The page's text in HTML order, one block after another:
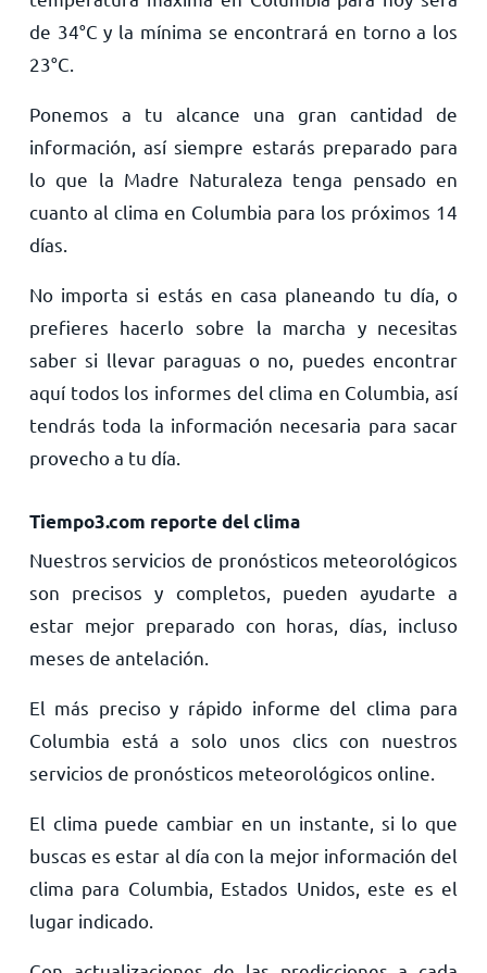
de 34°C y la mínima se encontrará en torno a los
23°C
Ponemos a tu alcance una gran cantidad de
información, así siempre estarás preparado para
lo que la Madre Naturaleza tenga pensado en
cuanto al clima en Columbia para los próximos 14
días.
No importa si estás en casa planeando tu día, o
prefieres hacerlo sobre la marcha y necesitas
saber si llevar paraguas o no, puedes encontrar
aquí todos los informes del clima en Columbia, así
tendrás toda la información necesaria para sacar
provecho a tu día.
Tiempo3.com reporte del clima
Nuestros servicios de pronósticos meteorológicos
son precisos y completos, pueden ayudarte a
estar mejor preparado con horas, días, incluso
meses de antelación.
El más preciso y rápido informe del clima para
Columbia está a solo unos clics con nuestros
servicios de pronósticos meteorológicos online.
El clima puede cambiar en un instante, si lo que
buscas es estar al día con la mejor información del
clima para Columbia, Estados Unidos, este es el
lugar indicado.